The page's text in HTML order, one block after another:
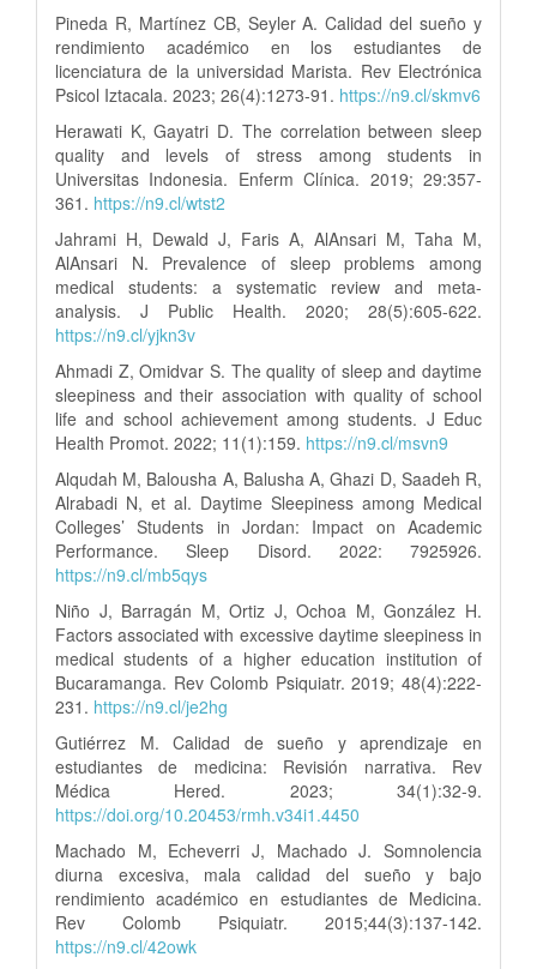
Pineda R, Martínez CB, Seyler A. Calidad del sueño y
rendimiento académico en los estudiantes de
licenciatura de la universidad Marista. Rev Electrónica
Psicol Iztacala. 2023; 26(4):1273-91. https://n9.cl/skmv6
Herawati K, Gayatri D. The correlation between sleep
quality and levels of stress among students in
Universitas Indonesia. Enferm Clínica. 2019; 29:357-
361. https://n9.cl/wtst2
Jahrami H, Dewald J, Faris A, AlAnsari M, Taha M,
AlAnsari N. Prevalence of sleep problems among
medical students: a systematic review and meta-
analysis. J Public Health. 2020; 28(5):605-622.
https://n9.cl/yjkn3v
Ahmadi Z, Omidvar S. The quality of sleep and daytime
sleepiness and their association with quality of school
life and school achievement among students. J Educ
Health Promot. 2022; 11(1):159. https://n9.cl/msvn9
Alqudah M, Balousha A, Balusha A, Ghazi D, Saadeh R,
Alrabadi N, et al. Daytime Sleepiness among Medical
Colleges’ Students in Jordan: Impact on Academic
Performance. Sleep Disord. 2022: 7925926.
https://n9.cl/mb5qys
Niño J, Barragán M, Ortiz J, Ochoa M, González H.
Factors associated with excessive daytime sleepiness in
medical students of a higher education institution of
Bucaramanga. Rev Colomb Psiquiatr. 2019; 48(4):222-
231. https://n9.cl/je2hg
Gutiérrez M. Calidad de sueño y aprendizaje en
estudiantes de medicina: Revisión narrativa. Rev
Médica Hered. 2023; 34(1):32-9.
https://doi.org/10.20453/rmh.v34i1.4450
Machado M, Echeverri J, Machado J. Somnolencia
diurna excesiva, mala calidad del sueño y bajo
rendimiento académico en estudiantes de Medicina.
Rev Colomb Psiquiatr. 2015;44(3):137-142.
https://n9.cl/42owk